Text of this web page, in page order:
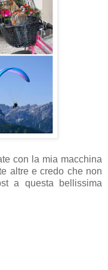
con la mia macchina
altre e credo che non
a questa bellissima